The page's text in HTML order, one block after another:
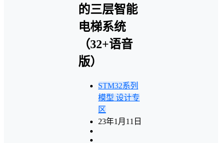
的三层智能
电梯系统
（32+语音
版）
STM32系列
模型 设计专
区
23年1月11日